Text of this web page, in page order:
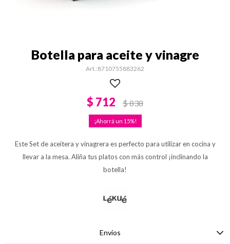
Botella para aceite y vinagre
8710755883262
$ 712 $838
15
Este Set de aceitera y vinagrera es perfecto para utilizar en cocina y
llevar a la mesa. Aliña tus platos con más control ¡inclinando la
botella!
Envíos